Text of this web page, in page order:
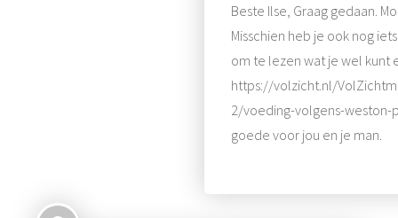
Beste Ilse, Graag gedaan.
Misschien heb je ook nog
om te lezen wat je wel kunt
https://volzicht.nl/
2/voeding-volgens-weston-
goede voor jou en je man.